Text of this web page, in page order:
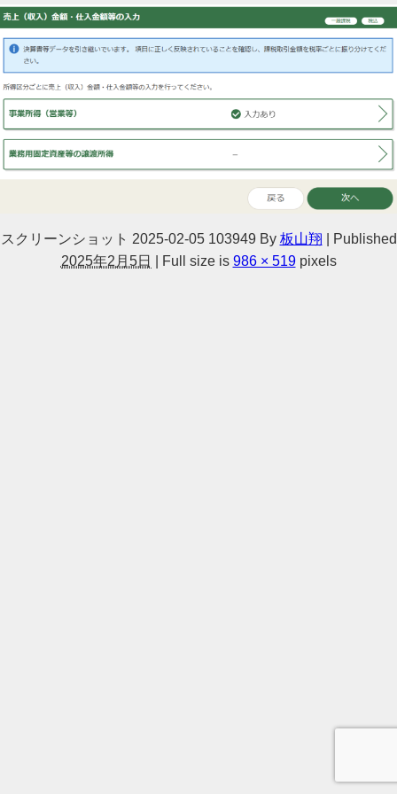
スクリーンショット 2025-02-05 103949 By 板山翔
Published
2025年2月5日
Full size is 986 × 519pixels